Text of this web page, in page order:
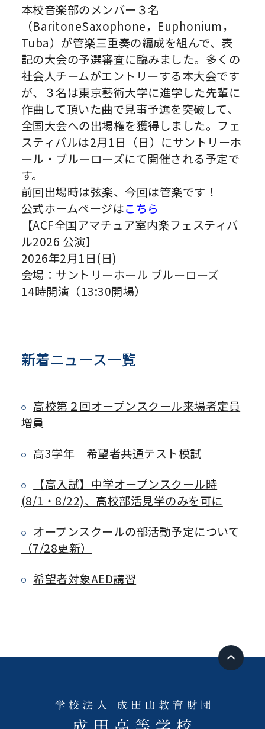
本校音楽部のメンバー３名
（BaritoneSaxophone，Euphonium，
Tuba）が管楽三重奏の編成を組んで、表
記の大会の予選審査に臨みました。多くの
社会人チームがエントリーする本大会です
が、３名は東京藝術大学に進学した先輩に
作曲して頂いた曲で見事予選を突破して、
全国大会への出場権を獲得しました。フェ
スティバルは2月1日（日）にサントリーホ
ール・ブルーローズにて開催される予定で
す。
前回出場時は弦楽、今回は管楽です！
公式ホームページはこちら
【ACF全国アマチュア室内楽フェスティバ
ル2026 公演】
2026年2月1日(日)
会場：サントリーホール ブルーローズ
14時開演（13:30開場）
新着ニュース一覧
高校第２回オープンスクール来場者定員
増員
高3学年 希望者共通テスト模試
【高入試】中学オープンスクール時
(8/1・8/22)、高校部活見学のみを可に
オープンスクールの部活動予定について
（7/28更新）
希望者対象AED講習